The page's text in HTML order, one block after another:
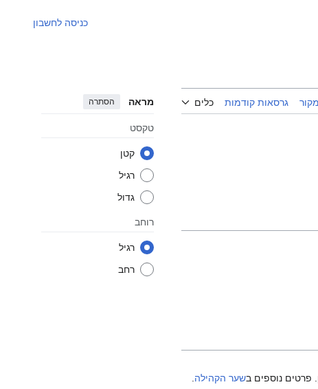
כניסה לחשבון
גרסאות קודמות כלים מראה הסתרה
טקסט
קטן
רגיל
גדול
רוחב
רגיל
רחב
פרטים נוספים בשער הקהילה